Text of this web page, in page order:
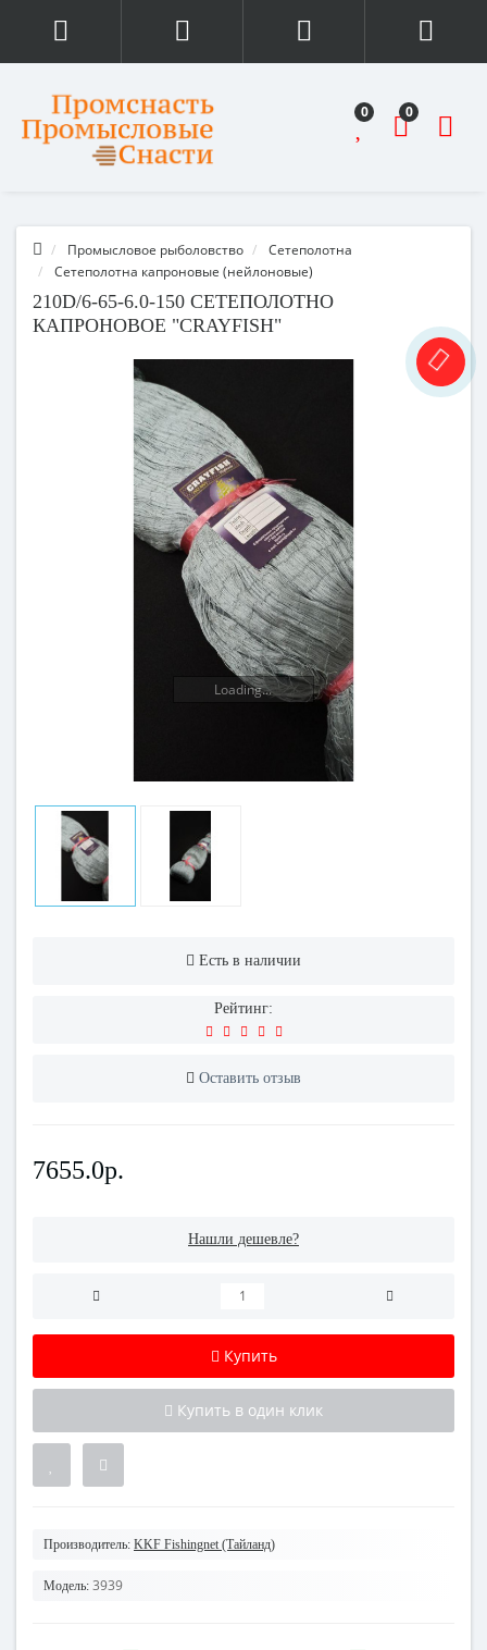
0 0
Промысловое рыболовство
Сетеполотна
Сетеполотна капроновые (нейлоновые)
210D/6-65-6.0-150 СЕТЕПОЛОТНО
КАПРОНОВОЕ "CRAYFISH"
Loading...
Есть в наличии
Рейтинг:
Оставить отзыв
7655.0р.
Нашли дешевле?
Купить
Купить в один клик
Производитель: KKF Fishingnet (Тайланд)
Модель: 3939